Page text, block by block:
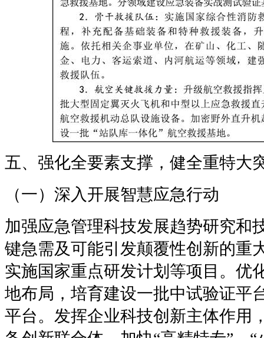
五、强化全要素支撑，健全重特大
（一）深入开展智慧应急行动
加强应急管理科技发展趋势研究和
键急需及可能引发颠覆性创新的重
实施国家重点研发计划等项目。优
地布局，培育建设一批中试验证平
平台。发挥企业科技创新主体作用